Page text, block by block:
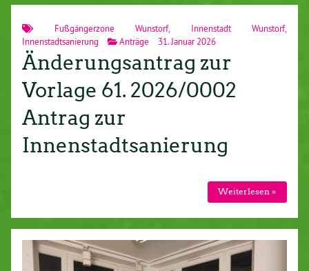
Fußgängerzone Wunstorf, Innenstadt Wunstorf,
Innenstadtsanierung
Anträge 31. Januar 2026
Änderungsantrag zur
Vorlage 61. 2026/0002
Antrag zur
Innenstadtsanierung
Weiterlesen »